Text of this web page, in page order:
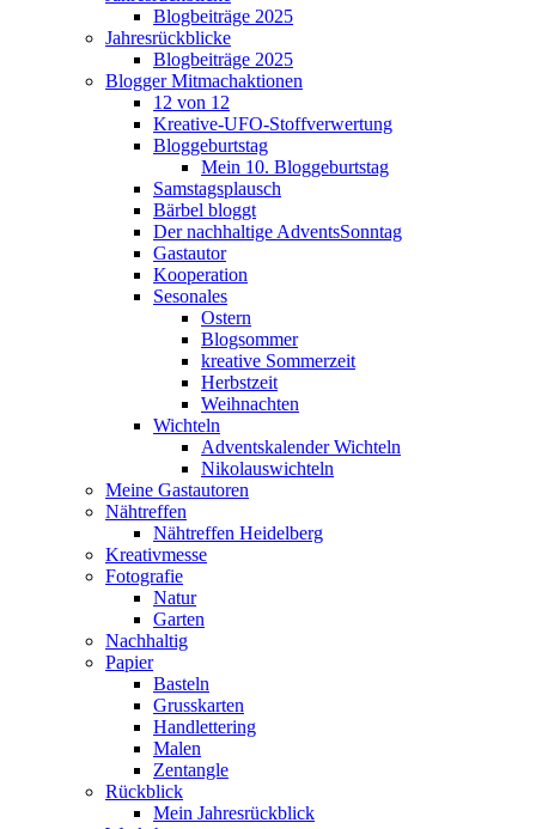
Blogbeiträge 2025
Jahresrückblicke
Blogbeiträge 2025
Blogger Mitmachaktionen
12 von 12
Kreative-UFO-Stoffverwertung
Bloggeburtstag
Mein 10. Bloggeburtstag
Samstagsplausch
Bärbel bloggt
Der nachhaltige AdventsSonntag
Gastautor
Kooperation
Sesonales
Ostern
Blogsommer
kreative Sommerzeit
Herbstzeit
Weihnachten
Wichteln
Adventskalender Wichteln
Nikolauswichteln
Meine Gastautoren
Nähtreffen
Nähtreffen Heidelberg
Kreativmesse
Fotografie
Natur
Garten
Nachhaltig
Papier
Basteln
Grusskarten
Handlettering
Malen
Zentangle
Rückblick
Mein Jahresrückblick